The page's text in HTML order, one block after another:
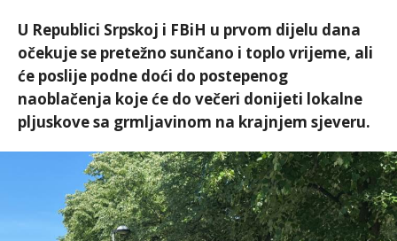
U Republici Srpskoj i FBiH u prvom dijelu dana
očekuje se pretežno sunčano i toplo vrijeme, ali
će poslije podne doći do postepenog
naoblačenja koje će do večeri donijeti lokalne
pljuskove sa grmljavinom na krajnjem sjeveru.